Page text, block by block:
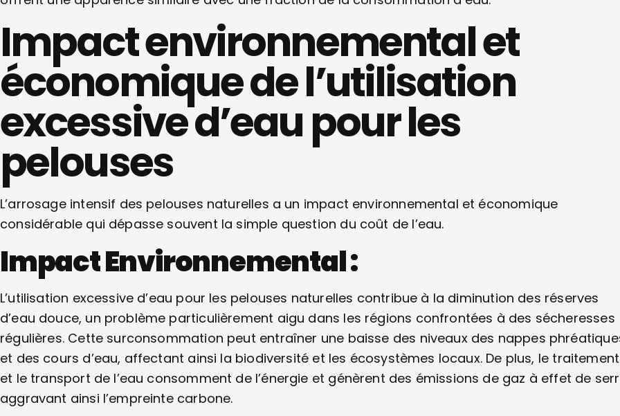
Impact environnemental et
économique de l’utilisation
excessive d’eau pour les
pelouses
L’arrosage intensif des pelouses naturelles a un impact environnemental et économique
considérable qui dépasse souvent la simple question du coût de l’eau.
Impact Environnemental :
L’utilisation excessive d’eau pour les pelouses naturelles contribue à la diminution des réserves
d’eau douce, un problème particulièrement aigu dans les régions confrontées à des sécheresses
régulières. Cette surconsommation peut entraîner une baisse des niveaux des nappes
et des cours d’eau, affectant ainsi la biodiversité et les écosystèmes locaux. De plus, le traitement
et le transport de l’eau consomment de l’énergie et génèrent des émissions de gaz à effet de
aggravant ainsi l’empreinte carbone.